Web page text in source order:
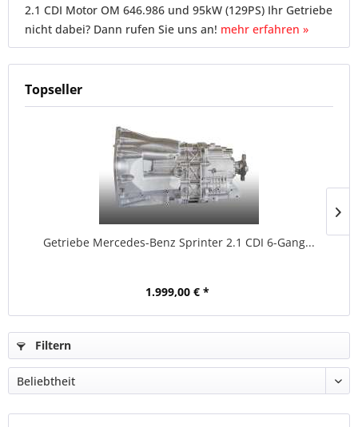
2.1 CDI Motor OM 646.986 und 95kW (129PS) Ihr Getriebe
nicht dabei? Dann rufen Sie uns an! mehr erfahren »
Topseller
Getriebe Mercedes-Benz Sprinter 2.1 CDI 6-Gang...
1.999,00 € *
Filtern